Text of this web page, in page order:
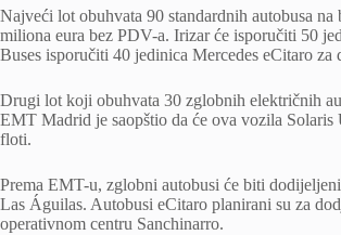
Najveći lot obuhvata 90 standardnih autobusa
miliona eura bez PDV-a. Irizar će isporučiti 50
Buses isporučiti 40 jedinica Mercedes eCitaro
Drugi lot koji obuhvata 30 zglobnih električnih
EMT Madrid je saopštio da će ova vozila
floti.
Prema EMT-u, zglobni autobusi će biti
Las Águilas. Autobusi eCitaro planirani su za
operativnom centru Sanchinarro.